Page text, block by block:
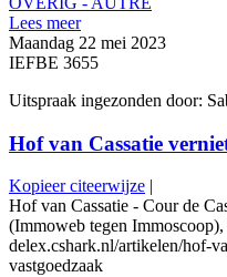
Lees meer
Maandag 22 mei 2023
IEFBE 3655
Uitspraak ingezonden door:
Hof van Cassatie
Kopieer citeerwijze |
Hof van Cassatie - Cour de
(Immoweb tegen Immoscoop),
delex.cshark.nl/artikelen/hof-
vastgoedzaak